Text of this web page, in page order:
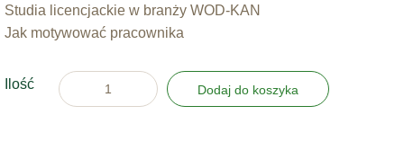
Studia licencjackie w branży WOD-KAN
Jak motywować pracownika
Ilość Dodaj do koszyka